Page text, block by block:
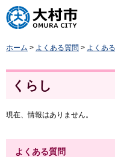
大村市
ホーム > よくある質問 > よくあ
くらし
現在、情報はありません。
よくある質問